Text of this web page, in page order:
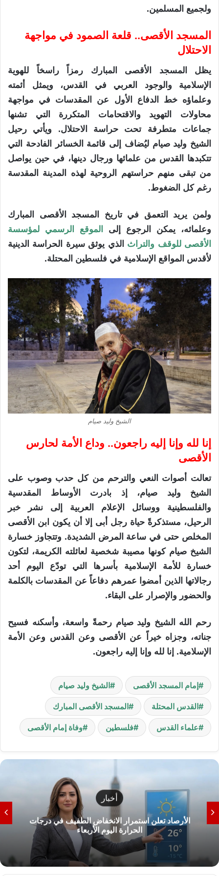
ولجميع المسلمين.
المسجد الأقصى.. قلعة الصمود في مواجهة
الاحتلال
يظل المسجد الأقصى المبارك رمزاً راسخاً للهوية
الإسلامية والوجود العربي في القدس، ويمثل أئمته
وعلماؤه خط الدفاع الأول عن المقدسات في مواجهة
محاولات التهويد والاقتحامات المتكررة التي تشنها
جماعات متطرفة تحت حراسة الاحتلال. ويأتي رحيل
الشيخ وليد صيام ليُضاف إلى قائمة الخسائر الفادحة التي
تتكبدها القدس من علمائها ورجال دينها، في حين يواصل
من تبقى منهم حراستهم الروحية لهذه المدينة المقدسة
رغم كل الضغوط.
ولمن يريد التعمق في تاريخ المسجد الأقصى المبارك
وعلمائه، يمكن الرجوع إلى
الموقع الرسمي لمؤسسة
الأقصى للوقف والتراث الذي يوثق سيرة الحراسة الدينية
لأقدس المواقع الإسلامية في فلسطين المحتلة.
الشيخ وليد صيام
إنا لله وإنا إليه راجعون.. وداع الأمة لحارس
الأقصى
تعالت أصوات النعي والترحم من كل حدب وصوب على
الشيخ وليد صيام، إذ بادرت الأوساط المقدسية
والفلسطينية ووسائل الإعلام العربية إلى نشر خبر
الرحيل، مستذكرةً حياة رجل أبى إلا أن يكون ابن الأقصى
المخلص حتى في ساعة المرض الشديدة. وتتجاوز خسارة
الشيخ صيام كونها مصيبة شخصية لعائلته الكريمة، لتكون
خسارة للأمة الإسلامية بأسرها التي تودّع اليوم أحد
رجالاتها الذين أمضوا عمرهم دفاعاً عن المقدسات بالكلمة
والحضور والإصرار على البقاء.
رحم الله الشيخ وليد صيام رحمةً واسعة، وأسكنه فسيح
جناته، وجزاه خيراً عن الأقصى وعن القدس وعن الأمة
الإسلامية. إنا لله وإنا إليه راجعون.
إمام المسجد الأقصى الشيخ وليد صيام
القدس المحتلة المسجد الأقصى المبارك
علماء القدس فلسطين وفاة إمام الأقصى
أخبار
الأرصاد تعلن استمرار الانخفاض الطفيف في درجات
الحرارة اليوم الأربعاء